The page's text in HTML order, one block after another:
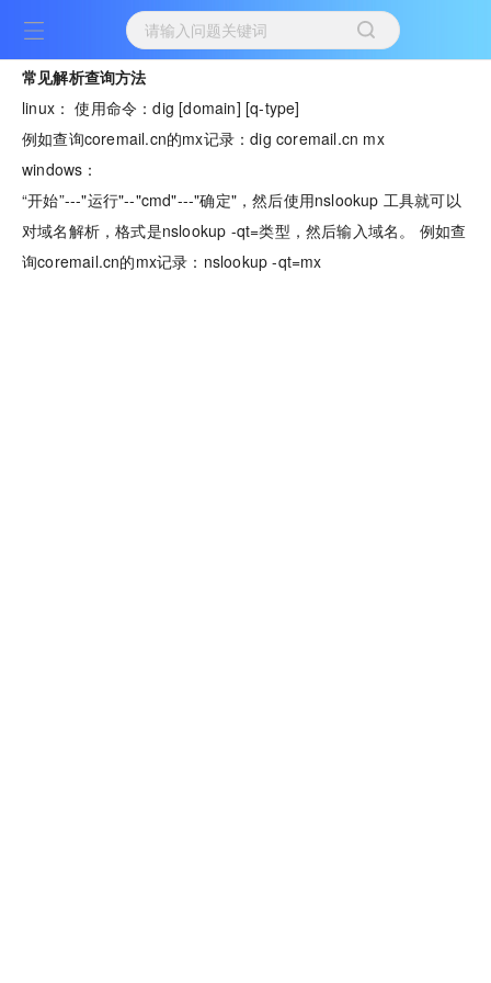
常见解析查询方法
linux： 使用命令：dig [domain] [q-type]
例如查询coremail.cn的mx记录：dig coremail.cn mx
windows：
“开始”---"运行"--"cmd"---"确定"，然后使用nslookup 工具就可以
对域名解析，格式是nslookup -qt=类型，然后输入域名。 例如查
询coremail.cn的mx记录：nslookup -qt=mx